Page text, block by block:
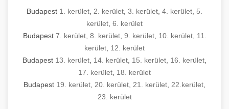
Budapest 1. kerület 2. kerület 3. kerület 4. kerület 5.
kerület 6. kerület
Budapest 7. kerület, 8. kerület, 9. kerület, 10. kerület, 11.
kerület 12. kerület
Budapest 13. kerület 14. kerület 15. kerület 16. kerület
17. kerület 18. kerület
Budapest 19. kerület 20. kerület 21. kerület 22.kerület
23. kerület